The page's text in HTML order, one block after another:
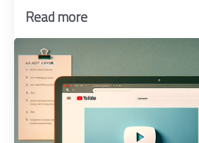
Read more